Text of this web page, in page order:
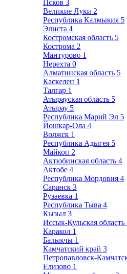
Псков 3
Великие Луки 2
Республика Калмыкия 5
Элиста 4
Костромская область 5
Кострома 2
Мантурово 1
Нерехта 0
Алматинская область 5
Каскелен 1
Талгар 1
Атырауская область 5
Атырау 5
Республика Марий Эл 5
Йошкар-Ола 4
Волжск 1
Республика Адыгея 5
Майкоп 2
Актюбинская область 4
Актобе 4
Республика Мордовия 4
Саранск 3
Рузаевка 1
Республика Тыва 4
Кызыл 3
Иссык-Кульская область
Каракол 1
Балыкчы 1
Камчатский край 3
Петропавловск-
Елизово 1